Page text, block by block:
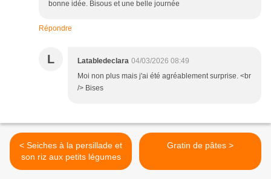
bonne idée. Bisous et une belle journée
Répondre
L Latabledeclara 04/03/2026 08:49
Moi non plus mais j'ai été agréablement surprise. <br
/> Bises
< Seiches à la persillade et
son riz aux petits légumes
Gratin de pâtes >